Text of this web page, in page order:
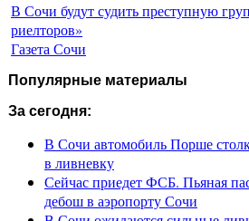
В Сочи будут судить преступную
риелторов»
Газета Сочи
Популярные материалы
За сегодня:
В Сочи автомобиль Порше
в ливневку
Сейчас приедет ФСБ. Пьяная
дебош в аэропорту Сочи